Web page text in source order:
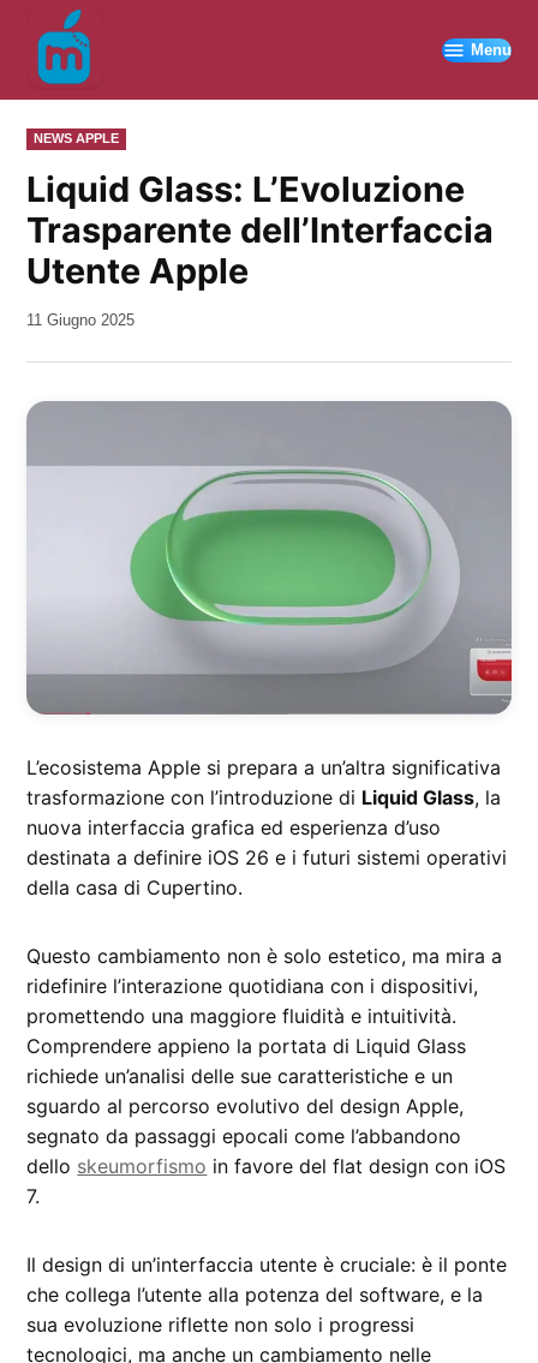
contenuto
Menu
PUBBLICATO
IN
NEWS APPLE
Liquid Glass: L’Evoluzione
Trasparente dell’Interfaccia
Utente Apple
da
11 Giugno 2025
L’ecosistema Apple si prepara a un’altra significativa
trasformazione con l’introduzione di Liquid Glass, la
nuova interfaccia grafica ed esperienza d’uso
destinata a definire iOS 26 e i futuri sistemi operativi
della casa di Cupertino.
Questo cambiamento non è solo estetico, ma mira a
ridefinire l’interazione quotidiana con i dispositivi,
promettendo una maggiore fluidità e intuitività.
Comprendere appieno la portata di Liquid Glass
richiede un’analisi delle sue caratteristiche e un
sguardo al percorso evolutivo del design Apple,
segnato da passaggi epocali come l’abbandono
dello skeumorfismo in favore del flat design con iOS
7.
Il design di un’interfaccia utente è cruciale: è il ponte
che collega l’utente alla potenza del software, e la
sua evoluzione riflette non solo i progressi
tecnologici, ma anche un cambiamento nelle